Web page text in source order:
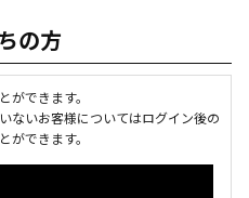
の方
ができます。
ないお客様についてはログイン後の
ができます。